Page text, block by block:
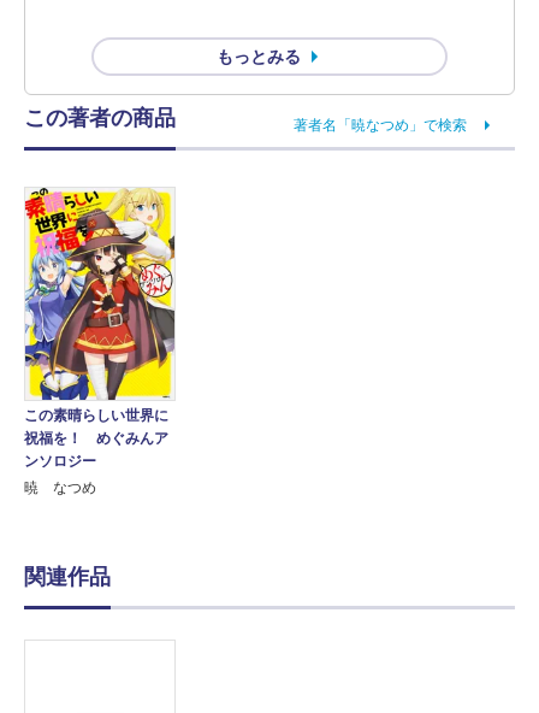
もっとみる
この著者の商品 著者名「暁なつめ」で検索
この素晴らしい世界に
祝福を！ めぐみんア
ンソロジー
暁 なつめ
関連作品